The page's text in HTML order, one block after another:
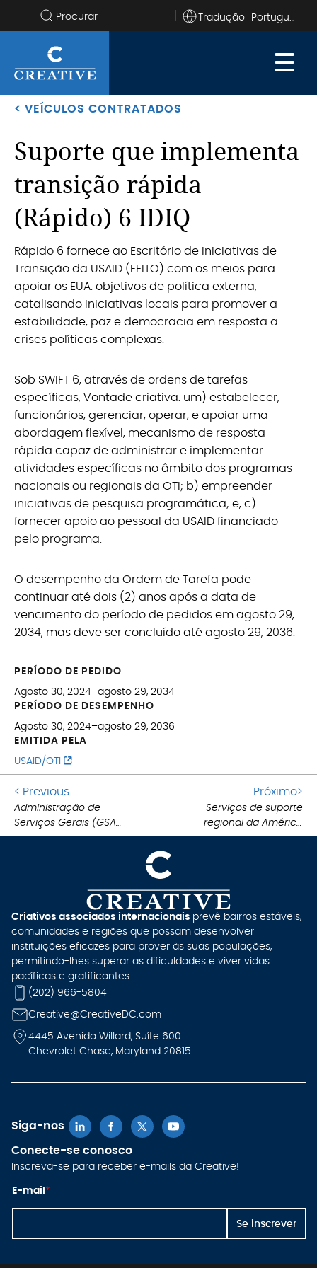
Pesquise
no
Tradução
< VEÍCULOS CONTRATADOS
Suporte que implementa
transição rápida
(Rápido) 6 IDIQ
Rápido 6 fornece ao Escritório de Iniciativas de
Transição da USAID (FEITO) com os meios para
apoiar os EUA. objetivos de política externa,
catalisando iniciativas locais para promover a
estabilidade, paz e democracia em resposta a
crises políticas complexas.
Sob SWIFT 6, através de ordens de tarefas
específicas, Vontade criativa: um) estabelecer,
funcionários, gerenciar, operar, e apoiar uma
abordagem flexível, mecanismo de resposta
rápida capaz de administrar e implementar
atividades específicas no âmbito dos programas
nacionais ou regionais da OTI; b) empreender
iniciativas de pesquisa programática; e, c)
fornecer apoio ao pessoal da USAID financiado
pelo programa.
O desempenho da Ordem de Tarefa pode
continuar até dois (2) anos após a data de
vencimento do período de pedidos em agosto 29,
2034, mas deve ser concluído até agosto 29, 2036.
PERÍODO DE PEDIDO
Agosto 30, 2024–agosto 29, 2034
PERÍODO DE DESEMPENHO
Agosto 30, 2024–agosto 29, 2036
EMITIDA PELA
USAID/OTI
< Previous
Ir
para
postagem
Administração de
Serviços Gerais (GSA)
Cronograma de
Próximo>Ir
Serviços de suporte
regional da América
Central (CARROS) IDIQ
Criativos associados internacionais prevê bairros estáveis,
comunidades e regiões que possam desenvolver
instituições eficazes para prover às suas populações,
permitindo-lhes superar as dificuldades e viver vidas
pacíficas e gratificantes.
(202) 966-5804
Creative@CreativeDC.com
4445 Avenida Willard, Suíte 600
Chevrolet Chase, Maryland 20815
Siga-nos
Conecte-se conosco
Inscreva-se para receber e-mails da Creative!
E-
E-mail *
Se inscrever